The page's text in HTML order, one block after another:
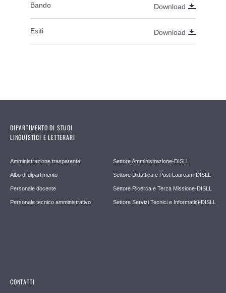
Bando Download
Esiti Download
DIPARTIMENTO DI STUDI
LINGUISTICI E LETTERARI
Amministrazione trasparente
Albo di dipartimento
Personale docente
Personale tecnico amministrativo
Settore Amministrazione-DISLL
Settore Didattica e Post Lauream-DISLL
Settore Ricerca e Terza Missione-DISLL
Settore Servizi Tecnici e Informatici-DISLL
CONTATTI